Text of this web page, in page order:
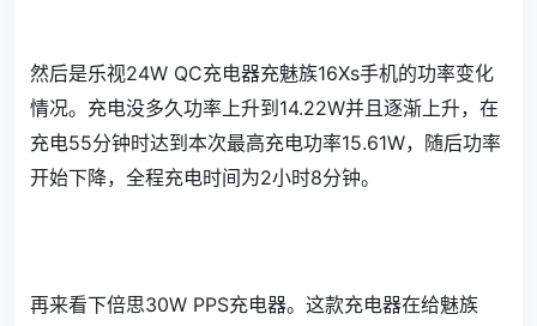
然后是乐视24W QC充电器充魅族16Xs手机的功率变化
情况。充电没多久功率上升到14.22W并且逐渐上升，在
充电55分钟时达到本次最高充电功率15.61W，随后功率
开始下降，全程充电时间为2小时8分钟。
再来看下倍思30W PPS充电器。这款充电器在给魅族